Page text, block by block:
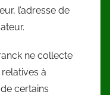
l’adresse de
ne collecte
à
certains